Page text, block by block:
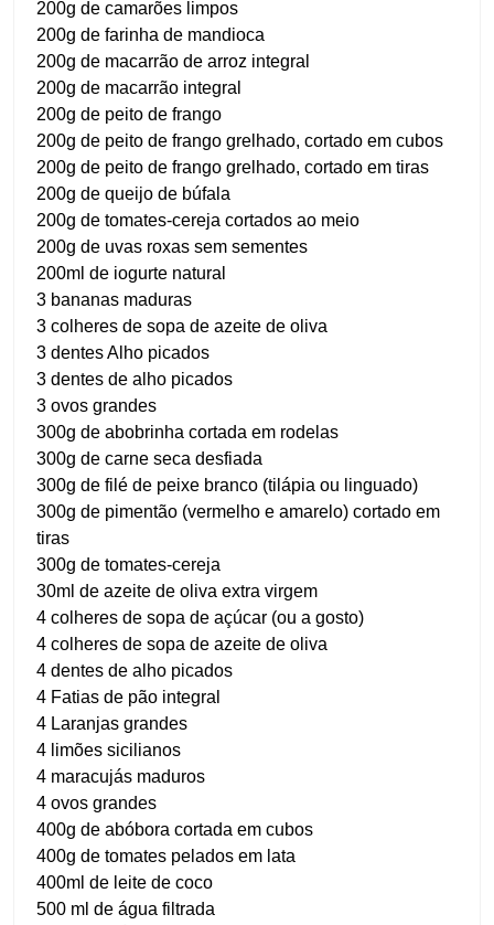
200g de camarões limpos
200g de farinha de mandioca
200g de macarrão de arroz integral
200g de macarrão integral
200g de peito de frango
200g de peito de frango grelhado, cortado em cubos
200g de peito de frango grelhado, cortado em tiras
200g de queijo de búfala
200g de tomates-cereja cortados ao meio
200g de uvas roxas sem sementes
200ml de iogurte natural
3 bananas maduras
3 colheres de sopa de azeite de oliva
3 dentes Alho picados
3 dentes de alho picados
3 ovos grandes
300g de abobrinha cortada em rodelas
300g de carne seca desfiada
300g de filé de peixe branco (tilápia ou linguado)
300g de pimentão (vermelho e amarelo) cortado em
tiras
300g de tomates-cereja
30ml de azeite de oliva extra virgem
4 colheres de sopa de açúcar (ou a gosto)
4 colheres de sopa de azeite de oliva
4 dentes de alho picados
4 Fatias de pão integral
4 Laranjas grandes
4 limões sicilianos
4 maracujás maduros
4 ovos grandes
400g de abóbora cortada em cubos
400g de tomates pelados em lata
400ml de leite de coco
500 ml de água filtrada